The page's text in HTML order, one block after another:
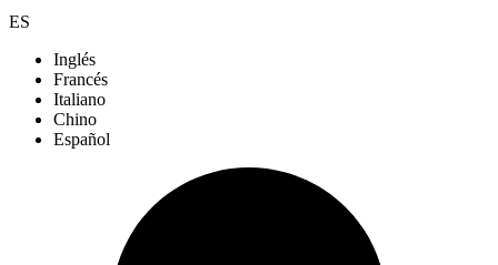
ES
Inglés
Francés
Italiano
Chino
Español